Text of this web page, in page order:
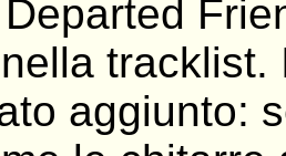
aggiunto: